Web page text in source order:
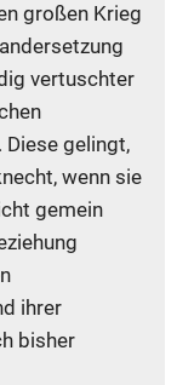
großen Krieg
vertuschter
gelingt,
wenn sie
gemein
ihrer
bisher